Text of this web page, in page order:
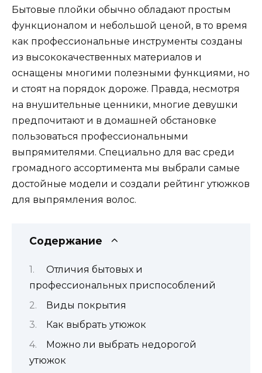
Бытовые плойки обычно обладают простым
функционалом и небольшой ценой, в то время
как профессиональные инструменты созданы
из высококачественных материалов и
оснащены многими полезными функциями, но
и стоят на порядок дороже. Правда, несмотря
на внушительные ценники, многие девушки
предпочитают и в домашней обстановке
пользоваться профессиональными
выпрямителями. Специально для вас среди
громадного ассортимента мы выбрали самые
достойные модели и создали рейтинг утюжков
для выпрямления волос.
Содержание
Отличия бытовых и
профессиональных приспособлений
Виды покрытия
Как выбрать утюжок
Можно ли выбрать недорогой
утюжок